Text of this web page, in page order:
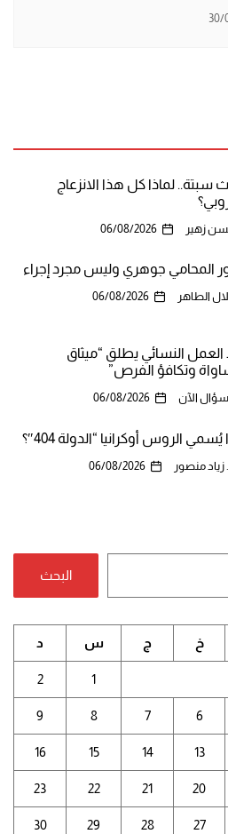
30/
سبتة.. لماذا كل هذا الانزعاج
زهير 06/08/2026
المحامي جوهري وليس مجرد إجراء
الطاهر 06/08/2026
العمل النسائي يطلق “ميثاق
وتكافؤ الفرص”
الآن 06/08/2026
يُسمي الروس أوكرانيا “الدولة 404″؟
زياد منصور 06/08/2026
البحث
خ ج س د
1
2
6
7
8
9
13
14
15
16
20
21
22
23
27
28
29
30